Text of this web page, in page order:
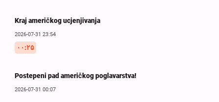
Kraj američkog ucjenjivanja
2026-07-31 23:54
۰۰:۲۵
Postepeni pad američkog poglavarstva!
2026-07-31 00:07